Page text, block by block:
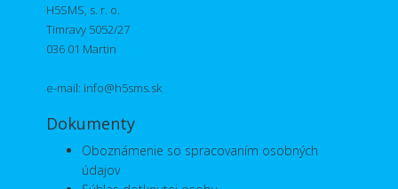
H5SMS, s. r. o.
Timravy 5052/27
036 01 Martin
e-mail: info@h5sms.sk
Dokumenty
Oboznámenie so spracovaním osobných
údajov